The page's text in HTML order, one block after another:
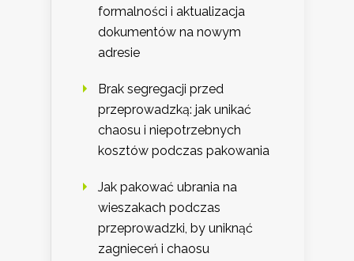
formalności i aktualizacja
dokumentów na nowym
adresie
Brak segregacji przed
przeprowadzką: jak unikać
chaosu i niepotrzebnych
kosztów podczas pakowania
Jak pakować ubrania na
wieszakach podczas
przeprowadzki, by uniknąć
zagnieceń i chaosu